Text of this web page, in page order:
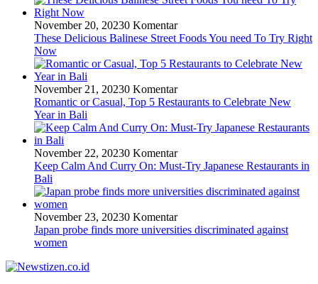
November 20, 20230 Komentar
These Delicious Balinese Street Foods You need To Try Right
Now
November 21, 20230 Komentar
Romantic or Casual, Top 5 Restaurants to Celebrate New
Year in Bali
November 22, 20230 Komentar
Keep Calm And Curry On: Must-Try Japanese Restaurants in
Bali
November 23, 20230 Komentar
Japan probe finds more universities discriminated against
women